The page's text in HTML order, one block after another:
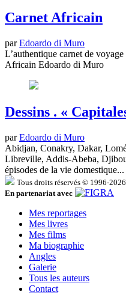
Carnet Africain
parEdoardo di Muro
L’authentique carnet de
Africain Edoardo di Muro
Dessins . «
parEdoardo di Muro
Abidjan, Conakry, Dakar,
Libreville, Addis-Abeba,
épisodes de la vie domestique...
Tous droits réservés © 1996-2026
En partenariat avec
Mes reportages
Mes livres
Mes films
Ma biographie
Angles
Galerie
Tous les auteurs
Contact